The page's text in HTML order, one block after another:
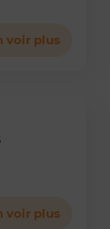
voir plus
voir plus